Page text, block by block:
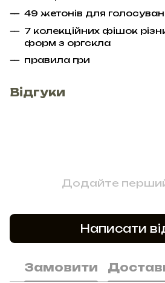
49 жетонів для
7 колекційних фішок
форм з оргскла
правила гри
Відгуки
Додайте перший
Написати
Замовити